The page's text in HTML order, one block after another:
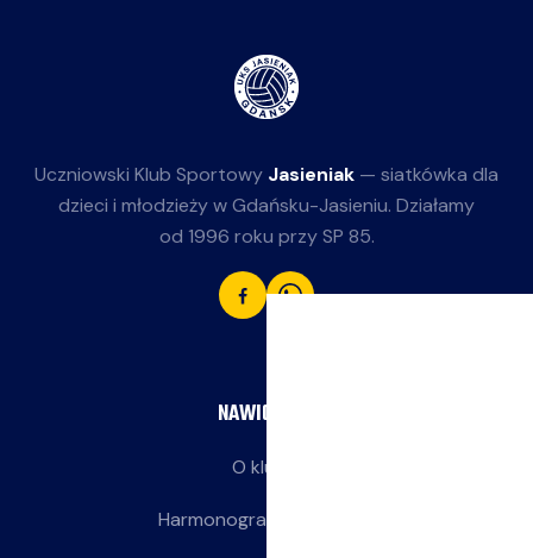
Uczniowski Klub Sportowy Jasieniak — siatkówka dla
dzieci i młodzieży w Gdańsku-Jasieniu. Działamy
od 1996 roku przy SP 85.
NAWIGACJA
O klubie
Harmonogram treningów